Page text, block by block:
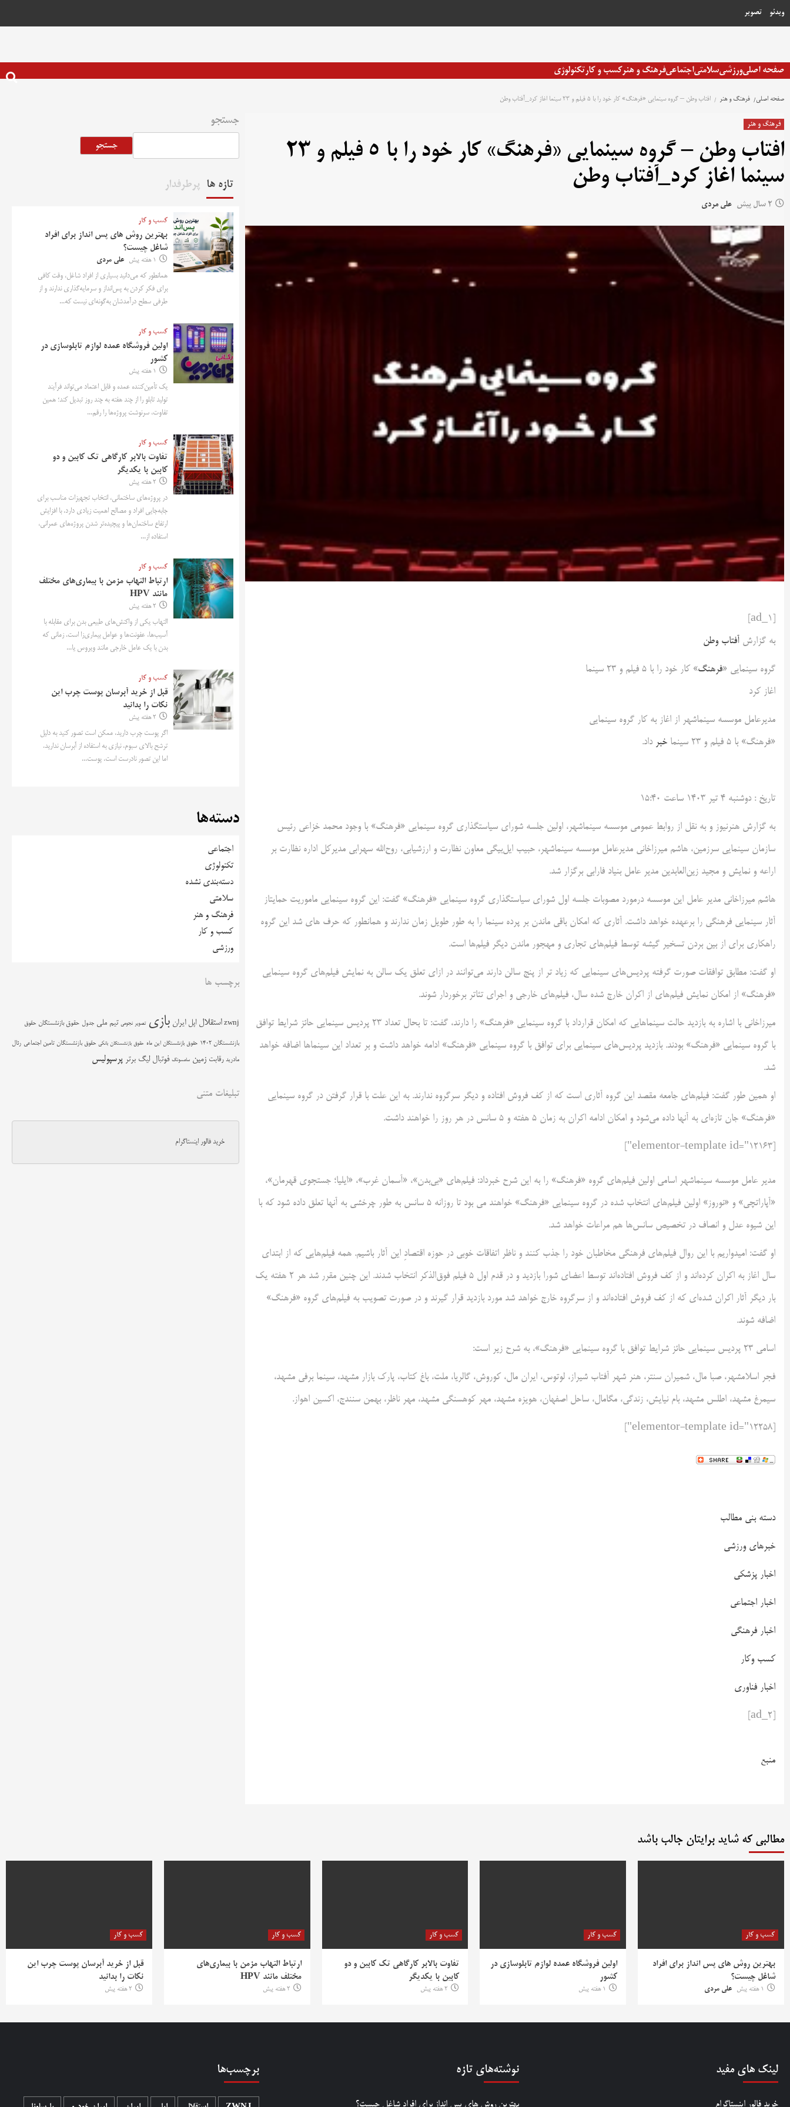
به
ویدئو تصویر
صفحه اصلیورزشیسلامتیاجتماعیفرهنگ و هنرکسب و کارتکنولوژی
صفحه اصلی فرهنگ و هنر افتاب وطن – گروه سینمایی «فرهنگ» کار خود را با ۵ فیلم و ۲۳ سینما اغاز کرد_آفتاب وطن
فرهنگ و هنر
افتاب وطن – گروه سینمایی «فرهنگ» کار خود را با ۵ فیلم و ۲۳
سینما اغاز کرد_آفتاب وطن
2 سال پیش علی مردی
به گزارش آفتاب وطن
گروه سینمایی «فرهنگ
» کار خود را با ۵ فیلم و ۲۳ سینما
اغاز کرد
مدیرعامل موسسه سینماشهر از اغاز به کار گروه سینمایی
«فرهنگ» با ۵ فیلم و ۲۳ سینما
خبر داد.
تاريخ : دوشنبه ۴ تير ۱۴۰۳ ساعت ۱۵:۴۰
به گزارش هنرنيوز و به نقل از روابط عمومی موسسه سینماشهر، اولین جلسه شورای سیاستگذاری گروه سینمایی «فرهنگ» با وجود محمد خزاعی رئیس
سازمان سینمایی سرزمین، هاشم میرزاخانی مدیرعامل موسسه سینماشهر، حبیب ایل‌بیگی معاون نظارت و ارزشیابی، روح‌الله سهرابی مدیرکل اداره نظارت بر
اراعه و نمایش و مجید زین‌العابدین مدیر عامل بنیاد فارابی برگزار شد.
هاشم میرزاخانی مدیر عامل این موسسه درمورد مصوبات جلسه اول شورای سیاستگذاری گروه سینمایی «فرهنگ» گفت: این گروه سینمایی ماموریت حمایتاز
آثار سینمایی فرهنگی را برعهده خواهد داشت. آثاری که امکان باقی ماندن بر پرده سینما را به طور طویل زمان ندارند و همانطور که حرف های شد این گروه
راهکاری برای از بین بردن تسخیر گیشه توسط فیلم‌های تجاری و مهجور ماندن دیگر فیلم‌ها است.
او گفت: مطابق توافقات صورت گرفته پردیس‌های سینمایی که زیاد تر از پنج سالن دارند می‌توانند در ازای تعلق یک سالن به نمایش فیلم‌های گروه سینمایی
«فرهنگ» از امکان نمایش فیلم‌های از اکران خارج شده سال، فیلم‌های خارجی و اجرای تئاتر برخوردار شوند.
میرزاخانی با اشاره به بازدید حالت سینماهایی که امکان قرارداد با گروه سینمایی «فرهنگ» را دارند، گفت: تا بحال تعداد ۲۳ پردیس سینمایی حائز شرایط توافق
با گروه سینمایی «فرهنگ» بودند. بازدید پردیس‌های سینمایی برای توافق با گروه سینمایی «فرهنگ» ادامه خواهد داشت و بر تعداد این سینماها اضافه خواهد
شد.
او همین طور گفت: فیلم‌های جامعه مقصد این گروه آثاری است که از کف فروش افتاده‌ و دیگر سرگروه ندارند. به این علت با قرار گرفتن در گروه سینمایی
«فرهنگ» جان تازه‌ای به آنها داده می‌شود و امکان ادامه اکران به زمان ۵ هفته و ۵ سانس در هر روز را خواهند داشت.
مدیر عامل موسسه سینماشهر اسامی اولین فیلم‌های گروه «فرهنگ» را به این شرح خبرداد: فیلم‌های «بی‌بدن»، «آسمان غرب»، «ایلیا؛ جستجوی قهرمان»،
«آپاراتچی» و «نوروز» اولین فیلم‌های انتخاب شده در گروه سینمایی «فرهنگ» خواهند می بود تا روزانه ۵ سانس به طور چرخشی به آنها تعلق داده شود که با
این شیوه عدل و انصاف در تخصیص سانس‌ها هم مراعات خواهد شد.
او گفت: امیدواریم با این روال فیلم‌های فرهنگی مخاطبان خود را جذب کنند و ناظر اتفاقات خوبی در حوزه اقتصادِ این آثار باشیم. همه فیلم‌هایی که از ابتدای
سال اغاز به اکران کرده‌اند و از کف فروش افتاده‌اند توسط اعضای شورا بازدید و در قدم اول ۵ فیلم فوق‌الذکر انتخاب شدند. این چنین مقرر شد هر ۲ هفته یک
بار دیگر آثار اکران شده‌ای که از کف فروش افتاده‌اند و از سرگروه خارج خواهد شد مورد بازدید قرار گیرند و در صورت تصویب به فیلم‌های گروه «فرهنگ»
اضافه شوند.
اسامی ۲۳ پردیس سینمایی حائز شرایط توافق با گروه سینمایی «فرهنگ»، به شرح زیر است:
فجر اسلامشهر، صبا مال، شمیران سنتر، هنر شهر آفتاب شیراز، لوتوس، ایران مال، کوروش، گالریا، ملت، باغ کتاب، پارک بازار مشهد، سینما برفی مشهد،
سیمرغ مشهد، اطلس مشهد، بام نیایش، زندگی، مگامال، ساحل اصفهان، هویزه مشهد، مهر کوهسنگی مشهد، مهر ناظر، بهمن سنندج، اکسین اهواز.
دسته بنی مطالب
خبرهای ورزشی
اخبار پزشکی
اخبار اجتماعی
اخبار فرهنگی
کسب وکار
اخبار فناوری
منبع
جستجو
جستجو
تازه ها پرطرفدار
کسب و کار
بهترین روش‌ های پس‌ انداز برای افراد
شاغل چیست؟
1 هفته پیش علی مردی
همانطور که می‌دانید بسیاری از افراد شاغل، وقت کافی
برای فکر کردن به پس‌انداز و سرمایه‌گذاری ندارند و از
طرفی سطح درآمدشان به‌گونه‌ای نیست که...
کسب و کار
اولین فروشگاه عمده لوازم تابلوسازی در
کشور
1 هفته پیش
یک تأمین‌کننده عمده و قابل اعتماد می‌تواند فرآیند
تولید تابلو را از چند هفته به چند روز تبدیل کند؛ همین
تفاوت، سرنوشت پروژه‌ها را رقم...
کسب و کار
تفاوت بالابر کارگاهی تک کابین و دو
کابین با یکدیگر
2 هفته پیش
در پروژه‌های ساختمانی، انتخاب تجهیزات مناسب برای
جابه‌جایی افراد و مصالح اهمیت زیادی دارد. با افزایش
ارتفاع ساختمان‌ها و پیچیده‌تر شدن پروژه‌های عمرانی،
استفاده از...
کسب و کار
ارتباط التهاب مزمن با بیماری‌های مختلف
مانند HPV
2 هفته پیش
التهاب یکی از واکنش‌های طبیعی بدن برای مقابله با
آسیب‌ها، عفونت‌ها و عوامل بیماری‌زا است. زمانی که
بدن با یک عامل خارجی مانند ویروس یا...
کسب و کار
قبل از خرید آبرسان پوست چرب این
نکات را بدانید
2 هفته پیش
اگر پوست چرب دارید، ممکن است تصور کنید به دلیل
ترشح بالای سبوم، نیازی به استفاده از آبرسان ندارید.
اما این تصور نادرست است. پوست...
دسته‌ها
اجتماعی
تکنولوژی
دسته‌بندی نشده
سلامتی
فرهنگ و هنر
کسب و کار
ورزشی
برچسب ها
zwnj استقلال اپل ایران بازی تصویر نجومی تیم ملی جدول حقوق بازنشستگان حقوق
بازنشستگان 1402 حقوق بازنشستگان این ماه حقوق بازنشستگان بانکی حقوق بازنشستگان تامین اجتماعی رئال
مادرید رقابت زمین سامسونگ فوتبال لیگ برتر پرسپولیس
تبلیغات متنی
خرید فالور اینستاگرام
مطالبی که شاید برایتان جالب باشد
کسب و کار
بهترین روش‌ های پس‌ انداز برای افراد
شاغل چیست؟
1 هفته پیش علی مردی
کسب و کار
اولین فروشگاه عمده لوازم تابلوسازی در
کشور
1 هفته پیش
کسب و کار
تفاوت بالابر کارگاهی تک کابین و دو
کابین با یکدیگر
2 هفته پیش
کسب و کار
ارتباط التهاب مزمن با بیماری‌های
مختلف مانند HPV
2 هفته پیش
کسب و کار
قبل از خرید آبرسان پوست چرب این
نکات را بدانید
2 هفته پیش
لینک های مفید
خرید فالور اینستاگرام
نوشته‌های تازه
بهترین روش‌ های پس‌ انداز برای افراد شاغل چیست؟
برچسب‌ها